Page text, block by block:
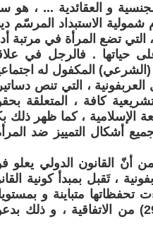
و العقائدية ... ، هو
الاستبداد المرسّم
التي تضع المرأة في مرتبة
حياتها . فالرجل في
(الشرعي) المكفول له
، التي تنص
كافة ، المتعلقة
الإسلامية ، كما ظهر ذلك
أشكال التمييز ضد
أنّ القانون الدولي يعلو
، تَقبل بمبدأ كونية
تحفظاتها متباينة و
متفاوتة ؛ حيث شملت التحفظات المواد (2 ، 9 ، 15 ، 16 و 29) من الاتفاقية ، و